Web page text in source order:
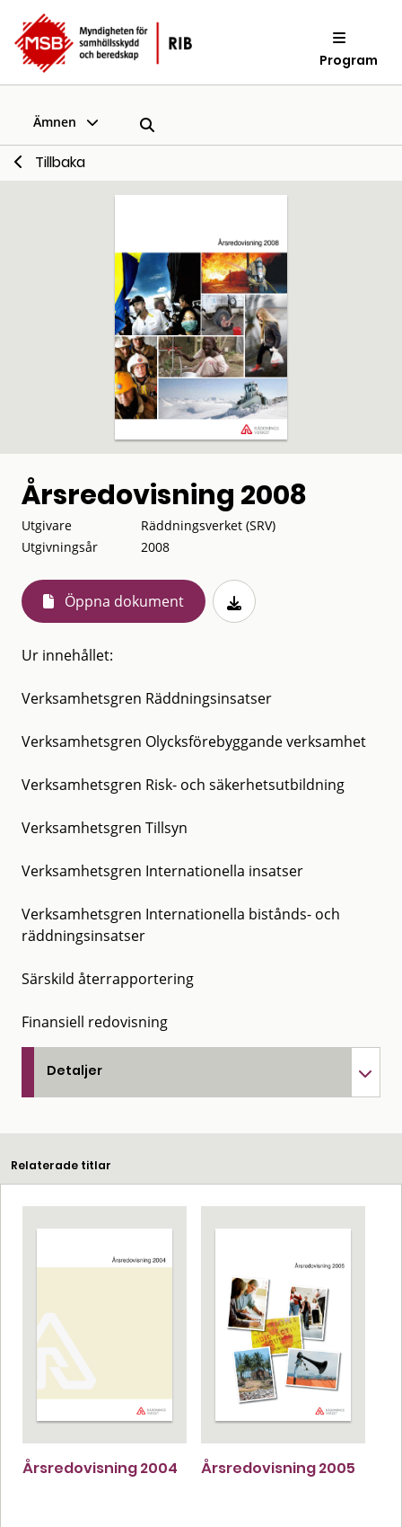
Program
Ämnen
Tillbaka
Årsredovisning 2008
Utgivare
Räddningsverket (SRV)
Utgivningsår
2008
Öppna dokument
Ur innehållet:
Verksamhetsgren Räddningsinsatser
Verksamhetsgren Olycksförebyggande verksamhet
Verksamhetsgren Risk- och säkerhetsutbildning
Verksamhetsgren Tillsyn
Verksamhetsgren Internationella insatser
Verksamhetsgren Internationella bistånds- och
räddningsinsatser
Särskild återrapportering
Finansiell redovisning
Detaljer
Relaterade titlar
Årsredovisning 2004 Årsredovisning 2005